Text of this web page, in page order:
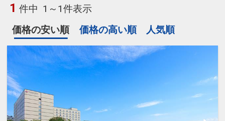
1 件中 1～1件表示
価格の安い順
価格の高い順 人気順